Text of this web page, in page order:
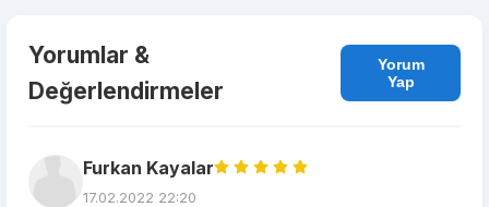
Yorumlar &
Değerlendirmeler
Yorum
Yap
Furkan Kayalar
17.02.2022 22:20